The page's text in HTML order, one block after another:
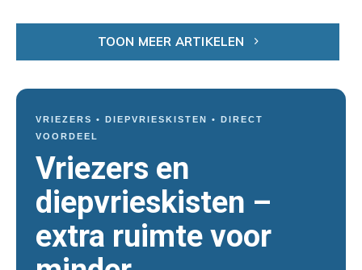
TOON MEER ARTIKELEN
VRIEZERS • DIEPVRIESKISTEN • DIRECT
VOORDEEL
Vriezers en
diepvrieskisten –
extra ruimte voor